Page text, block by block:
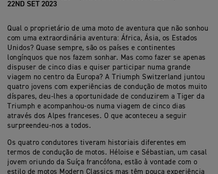
22ND SET 2023
Qual o proprietário de uma moto de aventura que não sonhou
com uma extraordinária aventura: África, Ásia, os Estados
Unidos? Quase sempre, são os países e continentes
longínquos que nos fazem sonhar. Mas como fazer se apenas
dispuser de cinco dias e quiser participar numa grande
viagem no centro da Europa? A Triumph Switzerland juntou
quatro jovens com experiências de condução de motos muito
díspares, deu-lhes a oportunidade de conduzirem a Tiger da
Triumph e acompanhou-os numa viagem de cinco dias
através dos Alpes franceses. O que aconteceu a seguir
surpreendeu-nos a todos.
Os quatro condutores tiveram historiais diferentes em
termos de condução de motos. Héloise e Sébastian, um casal
jovem oriundo da Suíça francófona, estão à vontade com o
estilo de motos Modern Classics mas têm pouca experiência